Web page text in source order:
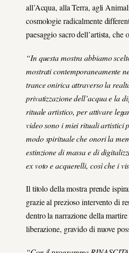
all’Acqua, alla Terra, agli
cosmologie radicalmente
paesaggio sacro dell’artista,
“In questa mostra abbiamo
mostrati contemporaneamente
trance onirica attraverso la
privatizzazione dell’acqua e la
rituale artistico, per attivare
video sono i miei rituali artistici
modo spirituale che onori la
estinzione di massa e di
ex voto e acquerelli, così che i
Il titolo della mostra prende
grazie al prezioso intervento di
dentro la narrazione della
liberazione, gravido di nuove